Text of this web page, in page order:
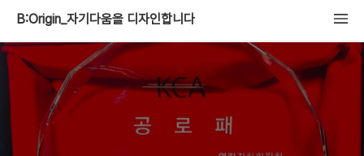
B:Origin_자기다움을 디자인합니다